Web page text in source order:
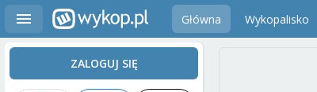
Główna Wykopalisko
ZALOGUJ SIĘ